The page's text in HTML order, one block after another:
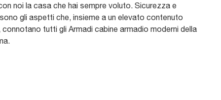
noi la casa che hai sempre voluto. Sicurezza e
gli aspetti che, insieme a un elevato contenuto
tutti gli Armadi cabine armadio moderni della